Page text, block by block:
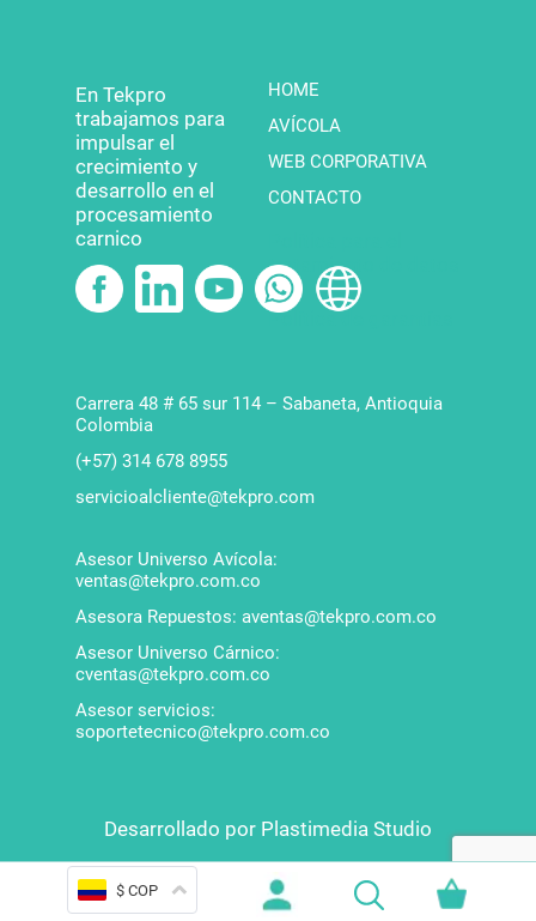
$ COP
En Tekpro
trabajamos para
impulsar el
crecimiento y
desarrollo en el
procesamiento
carnico
HOME
AVÍCOLA
WEB CORPORATIVA
CONTACTO
tratamiento de datos
Política de garantías
Carrera 48 # 65 sur 114 – Sabaneta, Antioquia
Colombia
(+57) 314 678 8955
servicioalcliente@tekpro.com
Asesor Universo Avícola:
ventas@tekpro.com.co
Asesora Repuestos: aventas@tekpro.com.co
Asesor Universo Cárnico:
cventas@tekpro.com.co
Asesor servicios:
soportetecnico@tekpro.com.co
Desarrollado por Plastimedia Studio